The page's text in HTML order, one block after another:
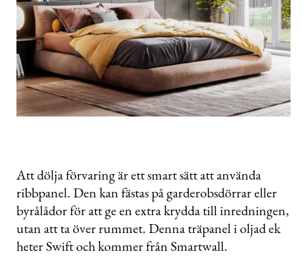
Att dölja förvaring är ett smart sätt att använda
ribbpanel. Den kan fästas på garderobsdörrar eller
byrålådor för att ge en extra krydda till inredningen,
utan att ta över rummet. Denna träpanel i oljad ek
heter Swift och kommer från Smartwall.